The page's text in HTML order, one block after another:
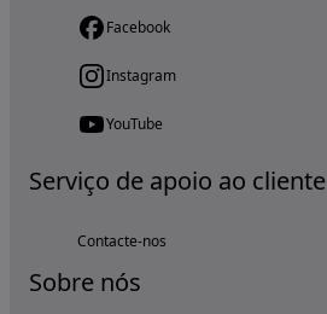
Facebook
Instagram
YouTube
Serviço de apoio ao cliente
Contacte-nos
Sobre nós